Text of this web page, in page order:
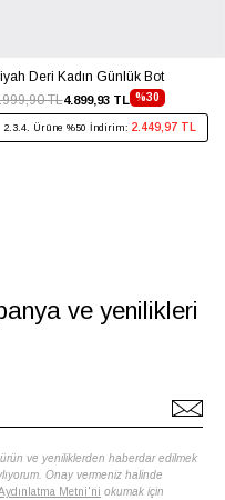
Deri Kadın Günlük Bot
%30
4.899,93 TL
TL
2.3.4. Ürüne %50 İndirim: 2.449,97 TL
ve yenilikleri
ve yeniliklerden haberdar edilmek
Onay vermeniz halinde
Metni'ni okumak için